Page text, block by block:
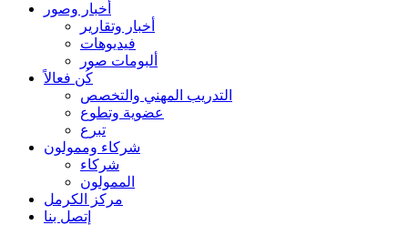
أخبار وصور
أخبار وتقارير
فيديوهات
ألبومات صور
كُن فعالاً
التدريب المهني والتخصص
عضوية وتطوع
تبرع
شركاء وممولون
شركاء
الممولون
مركز الكرمل
إتصل بنا